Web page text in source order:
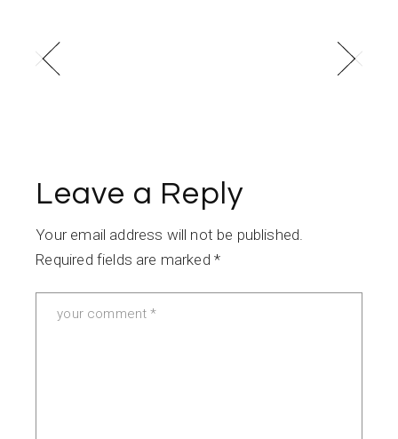
Leave a Reply
Your email address will not be published.
Required fields are marked *